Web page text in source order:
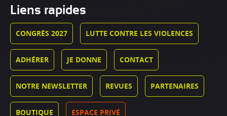
Liens rapides
CONGRÈS 2027 LUTTE CONTRE LES VIOLENCES
ADHÉRER JE DONNE CONTACT
NOTRE NEWSLETTER REVUES PARTENAIRES
BOUTIQUE ESPACE PRIVÉ